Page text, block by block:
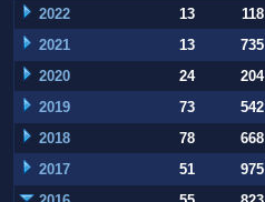
2022
13 118
2021
13 735
2020
24 204
2019
73 542
2018
78 668
2017
51 975